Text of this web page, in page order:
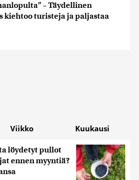
– Täydellinen
kiehtoo turisteja ja paljastaa
Viikko Kuukausi
löydetyt pullot
ennen myyntiä?